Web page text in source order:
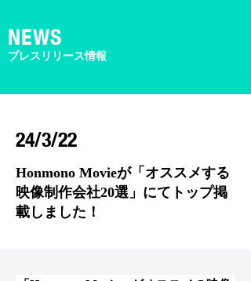
​NEWS
​プレスリリース情報
24/3/22
Honmono Movieが「オススメする
映像制作会社20選」にてトップ掲
載しました！